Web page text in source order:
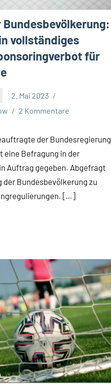
vollständiges
für
2. Mai 2023
2 Kommentare
der Bundesregierung
eine Befragung in der
Auftrag gegeben. Abgefragt
der Bundesbevölkerung zu
[…]